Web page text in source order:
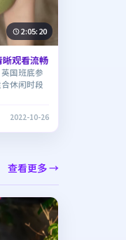
2:05:20
观看流畅
国班底参
休闲时段
2022-10-26
查看更多 →